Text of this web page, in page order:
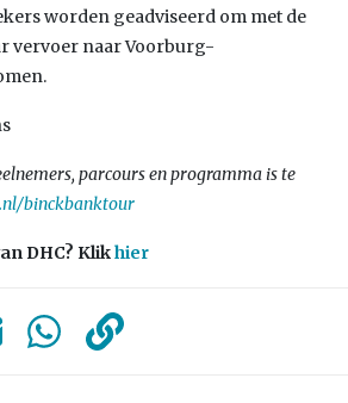
worden geadviseerd om met de
vervoer naar Voorburg-
parcours en programma is te
binckbanktour
DHC? Klikhier